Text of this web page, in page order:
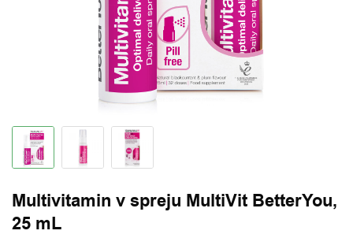
Multivitamin v spreju MultiVit BetterYou,
25 mL